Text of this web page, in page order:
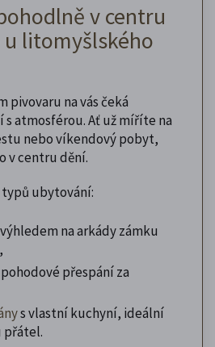
v centru
litomyšlského
pivovaru na vás čeká
atmosférou. Ať už míříte na
nebo víkendový pobyt,
v centru dění.
ubytování:
na arkády zámku
přespání za
s vlastní kuchyní, ideální
přátel.